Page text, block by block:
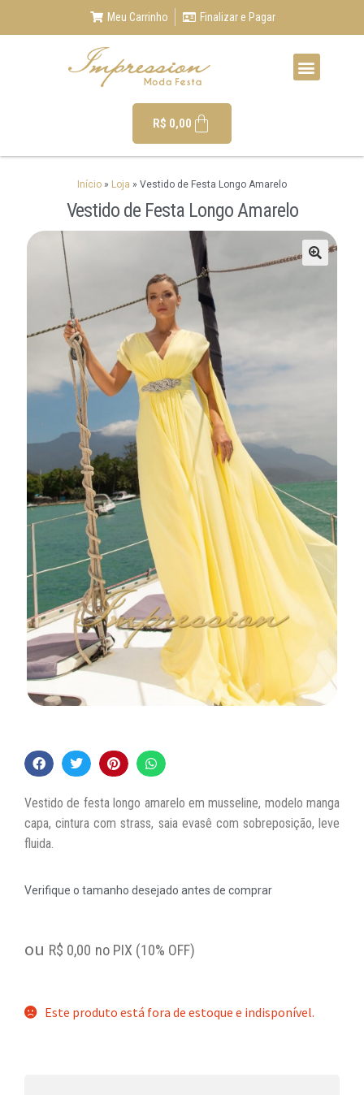
Meu Carrinho Finalizar e Pagar
R$ 0,00
Início » Loja » Vestido de Festa Longo Amarelo
Vestido de Festa Longo Amarelo
Vestido de festa longo amarelo em musseline, modelo manga
capa, cintura com strass, saia evasê com sobreposição, leve
fluida.
Verifique o tamanho desejado antes de comprar
ou R$ 0,00 no PIX (10% OFF)
Este produto está fora de estoque e indisponível.